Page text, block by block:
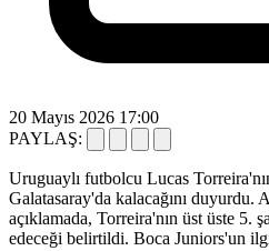
20 Mayıs 2026 17:00
PAYLAŞ:
Uruguaylı futbolcu Lucas
Galatasaray'da kalacağını duyurdu.
açıklamada, Torreira'nın üst üste 5.
edeceği belirtildi. Boca Juniors'un